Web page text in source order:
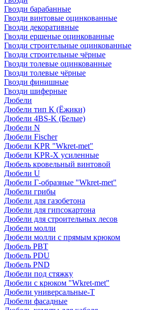
Гвозди барабанные
Гвозди винтовые оцинкованные
Гвозди декоративные
Гвозди ершеные оцинкованные
Гвозди строительные оцинкованные
Гвозди строительные чёрные
Гвозди толевые оцинкованные
Гвозди толевые чёрные
Гвозди финишные
Гвозди шиферные
Дюбели
Дюбели тип К (Ёжики)
Дюбели 4BS-K (Белые)
Дюбели N
Дюбели Fischer
Дюбели KPR "Wkret-met"
Дюбели KPR-Х усиленные
Дюбель кровельный винтовой
Дюбели U
Дюбели Г-образные "Wkret-met"
Дюбели грибы
Дюбели для газобетона
Дюбели для гипсокартона
Дюбели для строительных лесов
Дюбели молли
Дюбели молли с прямым крюком
Дюбель PBT
Дюбель PDU
Дюбель PND
Дюбели под стяжку
Дюбели с крюком "Wkret-met"
Дюбели универсальные-Т
Дюбели фасадные